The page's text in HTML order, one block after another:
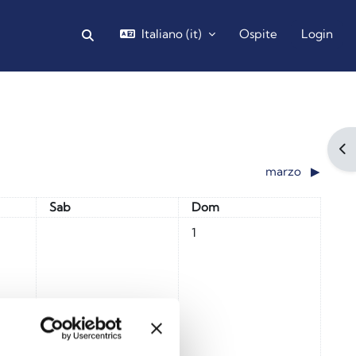
Attiva/disattiva input di ricerca
Italiano ‎(it)‎ Ospite Login
marzo ▶︎
Sabato
Sab Domenica
Dom
Nessun evento, domenica 1
1